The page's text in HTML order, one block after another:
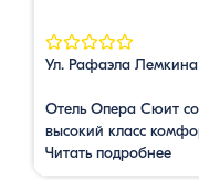
Ул. Рафаэла Лемкина
Отель Опера Сюит
высокий класс
монументом Каскад и
Читать подробнее